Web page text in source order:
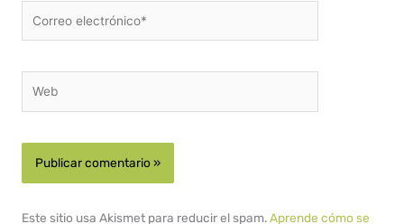
electrónico*
Este sitio usa Akismet para reducir el spam.Aprende cómo se